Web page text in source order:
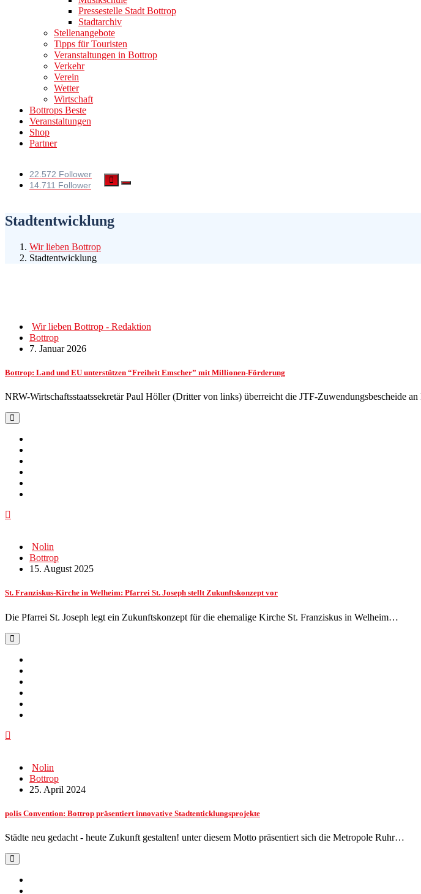
Pressestelle Stadt Bottrop
Stadtarchiv
Stellenangebote
Tipps für Touristen
Veranstaltungen in Bottrop
Verkehr
Verein
Wetter
Wirtschaft
Bottrops Beste
Veranstaltungen
Shop
Partner
22.572 Follower
14.711 Follower
Stadtentwicklung
Wir lieben Bottrop
Stadtentwicklung
Wir lieben Bottrop - Redaktion
Bottrop
7. Januar 2026
Bottrop: Land und EU unterstützen “Freiheit Emscher” mit Millionen-Förderung
NRW-Wirtschaftsstaatssekretär Paul Höller (Dritter von links) überreicht die JTF-Zuwendungsbescheide
Nolin
Bottrop
15. August 2025
St. Franziskus-Kirche in Welheim: Pfarrei St. Joseph stellt Zukunftskonzept vor
Die Pfarrei St. Joseph legt ein Zukunftskonzept für die ehemalige Kirche St. Franziskus in Welheim…
Nolin
Bottrop
25. April 2024
polis Convention: Bottrop präsentiert innovative Stadtenticklungsprojekte
Städte neu gedacht - heute Zukunft gestalten! unter diesem Motto präsentiert sich die Metropole Ruhr…